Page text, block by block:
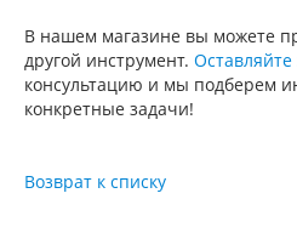
В нашем магазине вы можете
другой инструмент. Оставляйте
консультацию и мы подберем
конкретные задачи!
Возврат к списку